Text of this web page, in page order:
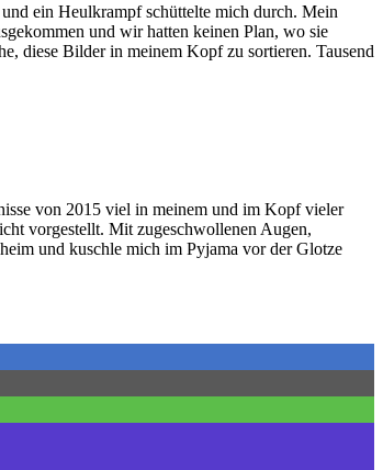
ein Heulkrampf schüttelte mich durch. Mein
und wir hatten keinen Plan, wo sie
diese Bilder in meinem Kopf zu sortieren. Tausend
von 2015 viel in meinem und im Kopf vieler
vorgestellt. Mit zugeschwollenen Augen,
und kuschle mich im Pyjama vor der Glotze